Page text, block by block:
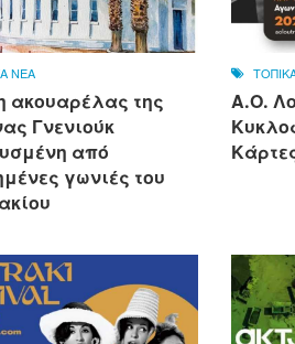
ΝΕΑ
ακουαρέλας της
Γνενιούκ
από
γωνιές του
Α.Ο.